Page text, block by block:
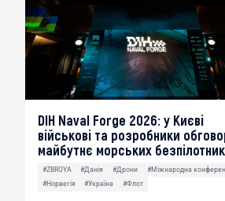
DIH Naval Forge 2026: у Києві
військові та розробники
майбутнє морських
#ZBROYA #Данія #Дрони
#Міжнародна
#Норвегія
#Україна #Флот